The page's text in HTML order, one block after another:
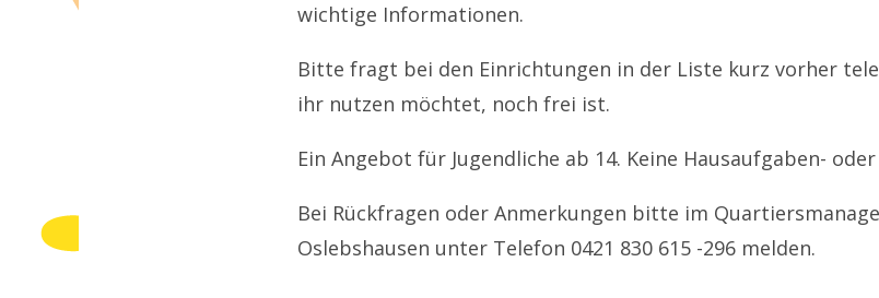
wichtige Informationen.
Bitte fragt bei den Einrichtungen in der Liste kurz vorher
ihr nutzen möchtet, noch frei ist.
Ein Angebot für Jugendliche ab 14. Keine Hausaufgaben-
Bei Rückfragen oder Anmerkungen bitte im
Oslebshausen unter Telefon 0421 830 615 -296 melden.